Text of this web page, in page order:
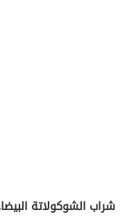
شراب الشوكولاتة